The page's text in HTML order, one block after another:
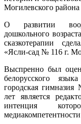
Могилевского района
О развитии
дошкольного
сказкотерапии
«Ясли-сад № 116 г.
Выспренно был
белорусского
городская
лет является
интенция